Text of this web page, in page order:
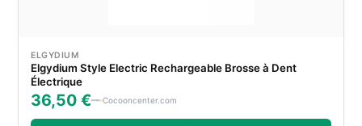
ELGYDIUM
Elgydium Style Electric Rechargeable Brosse à Dent
Électrique
36,50 € Cocooncenter.com